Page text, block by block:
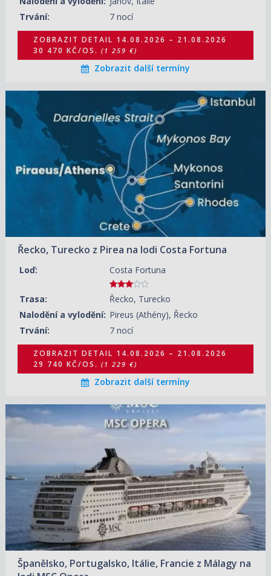
Trvání:
7 nocí
ZOBRAZIT DETAIL 14.08.2026 – 21.08.2026
30 470 KČ/OS. (1 259 €)
Zobrazit další termíny
Řecko, Turecko z Pirea na lodi Costa Fortuna
Loď: Costa Fortuna
Trasa:
Řecko, Turecko
Nalodění a vylodění: Pireus (Athény), Řecko
Trvání:
7 nocí
ZOBRAZIT DETAIL
14.08.2026 – 21.08.2026
(1 229 €)
ZOBRAZIT DETAIL
21.08.2026 – 28.08.2026
30 950 KČ/OS.
(1 279 €)
ZOBRAZIT DETAIL
28.08.2026 – 04.09.2026
29 980 KČ/OS.
(1 239 €)
ZOBRAZIT DETAIL
04.09.2026 – 11.09.2026
(1 589 €)
ZOBRAZIT DETAIL 14.08.2026 – 21.08.2026
29 740 KČ/OS. (1 229 €)
Zobrazit další termíny
Španělsko, Portugalsko, Itálie, Francie z Málagy na
ZOBRAZIT DETAIL
14.08.2026 – 24.08.2026
ZOBRAZIT DETAIL
24.08.2026 – 03.09.2026
53 220 KČ/OS.
(2 199 €)
ZOBRAZIT DETAIL
03.09.2026 – 13.09.2026
32 400 KČ/OS.
(1 339 €)
ZOBRAZIT DETAIL
13.09.2026 – 23.09.2026
39 180 KČ/OS.
(1 619 €)